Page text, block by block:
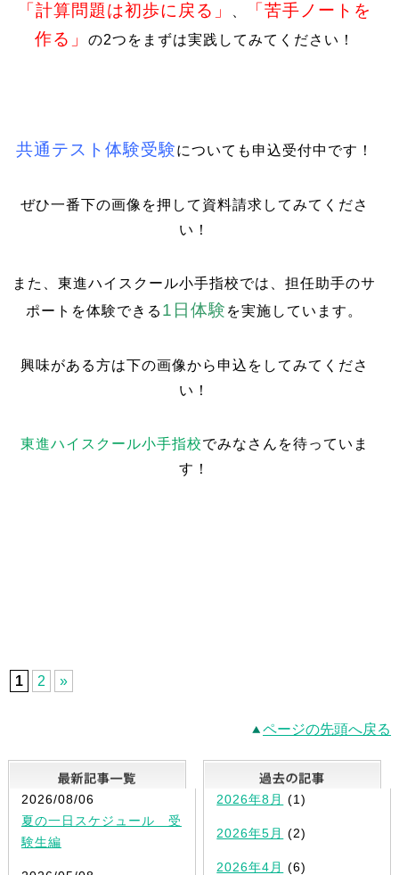
「計算問題は初歩に戻る」
「苦手ノートを
作る」
の2つをまずは実践してみてください！
共通テスト体験受験についても申込受付中です！
ぜひ一番下の画像を押して資料請求してみてくださ
い！
また、東進ハイスクール小手指校では、担任助手のサ
ポートを体験できる 1日体験 を実施しています。
興味がある方は下の画像から申込をしてみてくださ
い！
東進ハイスクール小手指校でみなさんを待っていま
す！
1 2 »
ページの先頭へ戻る
最新記事一覧
2026/08/06
夏の一日スケジュール 受
験生編
2026年8月 (1)
2026年5月 (2)
2026年4月 (6)